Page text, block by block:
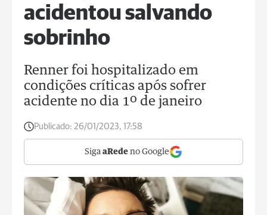
acidentou salvando
sobrinho
Renner foi hospitalizado em
condições críticas após sofrer
acidente no dia 1º de janeiro
Publicado: 26/01/2023, 17:58
Siga aRede no Google